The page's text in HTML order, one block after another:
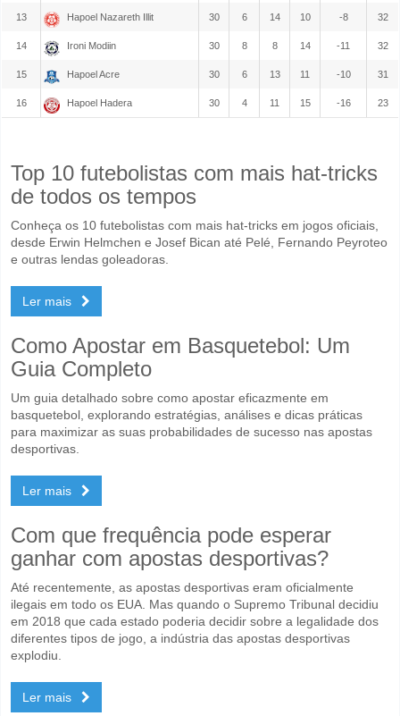
13 Hapoel Nazareth Illit 30 6 14 10 -8 32
14 Ironi Modiin 30 8 8 14 -11 32
15 Hapoel Acre 30 6 13 11 -10 31
16 Hapoel Hadera 30 4 11 15 -16 23
Top 10 futebolistas com mais hat-tricks
de todos os tempos
Conheça os 10 futebolistas com mais hat-tricks em jogos oficiais,
desde Erwin Helmchen e Josef Bican até Pelé, Fernando Peyroteo
e outras lendas goleadoras.
Ler mais
Como Apostar em Basquetebol: Um
Guia Completo
Um guia detalhado sobre como apostar eficazmente em
basquetebol, explorando estratégias, análises e dicas práticas
para maximizar as suas probabilidades de sucesso nas apostas
desportivas.
Ler mais
Com que frequência pode esperar
ganhar com apostas desportivas?
Até recentemente, as apostas desportivas eram oficialmente
ilegais em todo os EUA. Mas quando o Supremo Tribunal decidiu
em 2018 que cada estado poderia decidir sobre a legalidade dos
diferentes tipos de jogo, a indústria das apostas desportivas
explodiu.
Ler mais